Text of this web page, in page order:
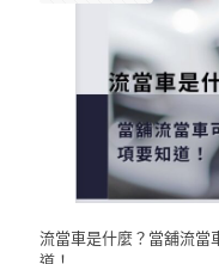
流當車是什麼？當舖流當